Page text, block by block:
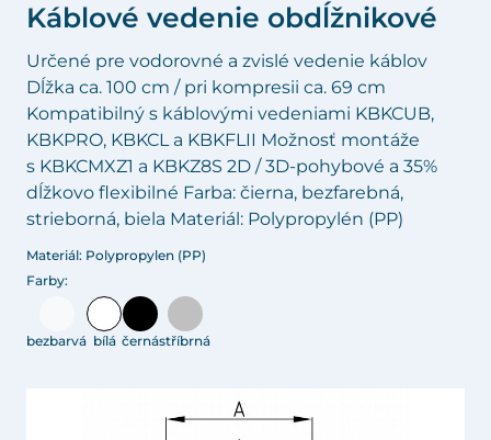
Káblové vedenie obdĺžnikové
Určené pre vodorovné a zvislé vedenie káblov
Dĺžka ca. 100 cm / pri kompresii ca. 69 cm
Kompatibilný s káblovými vedeniami KBKCUB,
KBKPRO, KBKCL a KBKFLII Možnosť montáže
s KBKCMXZ1 a KBKZ8S 2D / 3D-pohybové a 35%
dĺžkovo flexibilné Farba: čierna, bezfarebná,
strieborná, biela Materiál: Polypropylén (PP)
Materiál: Polypropylen (PP)
Farby:
bezbarvá bílá černástříbrná